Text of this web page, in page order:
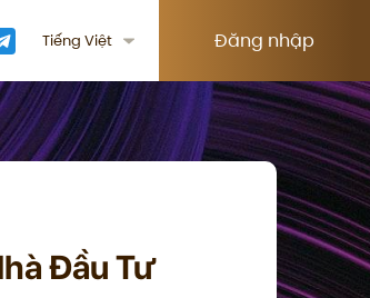
Tiếng Việt Đăng nhập
Đầu Tư